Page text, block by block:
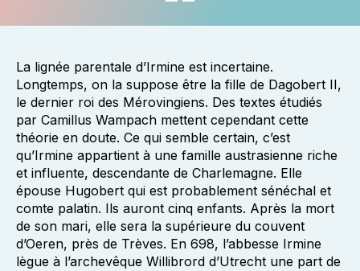
La lignée parentale d’Irmine est incertaine.
Longtemps, on la suppose être la fille de Dagobert II,
le dernier roi des Mérovingiens. Des textes étudiés
par Camillus Wampach mettent cependant cette
théorie en doute. Ce qui semble certain, c’est
qu’Irmine appartient à une famille austrasienne riche
et influente, descendante de Charlemagne. Elle
épouse Hugobert qui est probablement sénéchal et
comte palatin. Ils auront cinq enfants. Après la mort
de son mari, elle sera la supérieure du couvent
d’Oeren, près de Trèves. En 698, l’abbesse Irmine
lègue à l’archevêque Willibrord d’Utrecht une part de